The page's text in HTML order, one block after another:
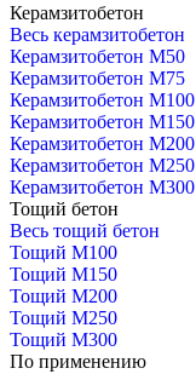
Керамзитобетон
Весь керамзитобетон
Керамзитобетон М50
Керамзитобетон М75
Керамзитобетон М100
Керамзитобетон М150
Керамзитобетон М200
Керамзитобетон М250
Керамзитобетон М300
Тощий бетон
Весь тощий бетон
Тощий М100
Тощий М150
Тощий М200
Тощий М250
Тощий М300
По применению